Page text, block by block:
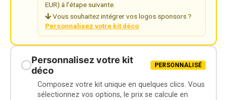
EUR) à l'étape suivante.
Vous souhaitez intégrer vos logos sponsors ?
Personnalisez votre kit déco
Personnalisez votre kit
déco
PERSONNALISÉ
Composez votre kit unique en quelques clics. Vous
sélectionnez vos options, le prix se calcule en